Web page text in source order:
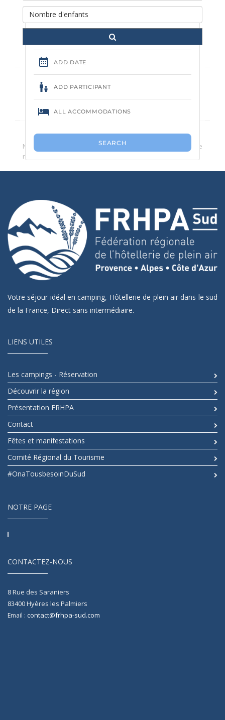
séjour
Aucun camping trouvé.
Nous vous conseillons de réduire le nombre de critères de
recherche.
Votre séjour idéal en camping, Hôtellerie de plein air dans le sud
de la France, Direct sans intermédiaire.
LIENS UTILES
Les campings - Réservation
Découvrir la région
Présentation FRHPA
Contact
Fêtes et manifestations
Comité Régional du Tourisme
#OnaTousbesoinDuSud
NOTRE PAGE
CONTACTEZ-NOUS
8 Rue des Saraniers
83400Hyères les Palmiers
Email : contact@frhpa-sud.com